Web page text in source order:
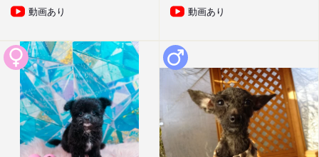
動画あり
動画あり